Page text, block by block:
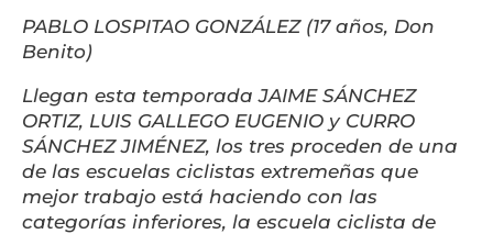
PABLO LOSPITAO GONZÁLEZ (17 años, Don
Benito)
Llegan esta temporada JAIME SÁNCHEZ
ORTIZ, LUIS GALLEGO EUGENIO y CURRO
SÁNCHEZ JIMÉNEZ, los tres proceden de una
de las escuelas ciclistas extremeñas que
mejor trabajo está haciendo con las
categorías inferiores, la escuela ciclista de